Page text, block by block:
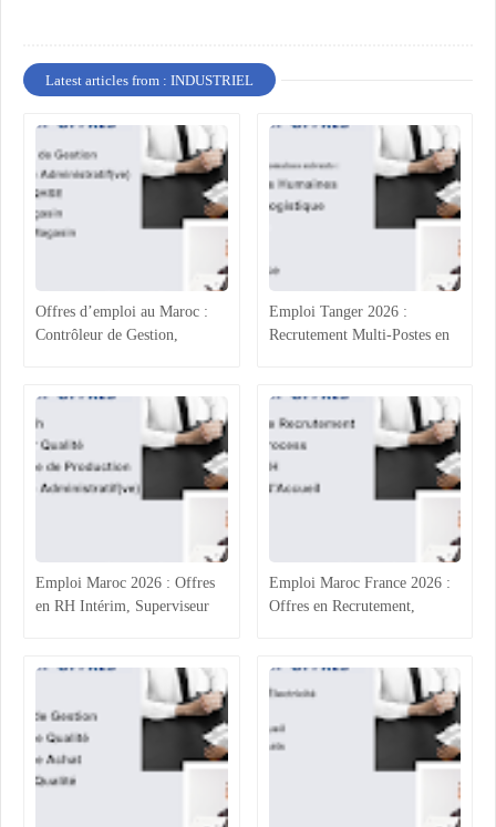
Latest articles from : INDUSTRIEL
Offres d’emploi au Maroc :
Contrôleur de Gestion,
Emploi Tanger 2026 :
Recrutement Multi-Postes en
Emploi Maroc 2026 : Offres
en RH Intérim, Superviseur
Administratif
Emploi Maroc France 2026 :
Offres en Recrutement,